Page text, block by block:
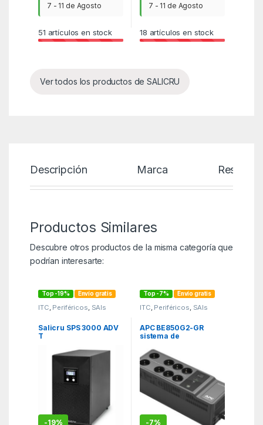
7 - 11 de Agosto
51 artículos en stock
7 - 11 de Agosto
18 artículos en stock
Ver todos los productos de SALICRU
Descripción Marca Reseñas
Productos Similares
Descubre otros productos de la misma categoría que
podrían interesarte:
Top -19% Envío gratis
ITC Periféricos SAIs
Salicru SPS 3000 ADV
T
-19%
Top -7% Envío gratis
ITC Periféricos SAIs
APC BE850G2-GR
sistema de
ininterrumpida (UPS)
En espera (Fuera de
línea) o Standby
(Offline) 0,85 kVA 520
W 8 salidas AC
-7%